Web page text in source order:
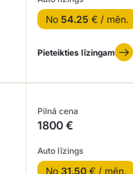
No 54.25 € / mēn.
Pieteikties līzingam
Pilnā cena
1800 €
Auto līzings
No 31.50€ / mēn.